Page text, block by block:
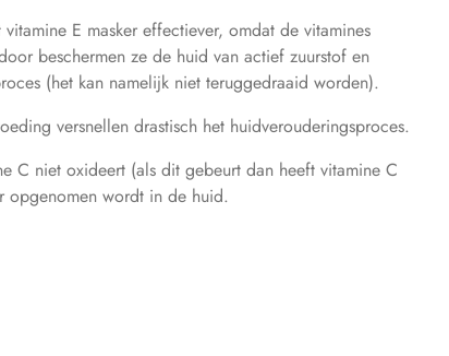
E masker effectiever, omdat de vitamines
beschermen ze de huid van actief zuurstof en
(het kan namelijk niet teruggedraaid worden).
versnellen drastisch het huidverouderingsproces.
C niet oxideert (als dit gebeurt dan heeft vitamine C
opgenomen wordt in de huid.